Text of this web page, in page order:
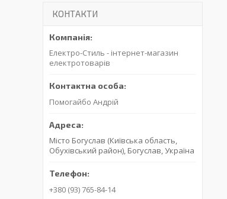
КОНТАКТИ
Електро-Стиль - інтернет-магазин
електротоварів
Помогайбо Андрій
Місто Богуслав (Київська область,
Обухівський район), Богуслав, Україна
+380 (93) 765-84-14